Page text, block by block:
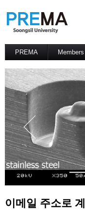
PREMA Members
이메일 주소로